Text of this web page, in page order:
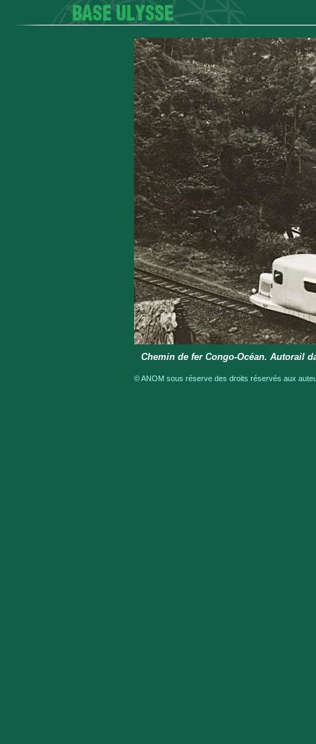
Chemin de fer Congo-Océan. Autorail
© ANOM sous réserve des droits réservés aux